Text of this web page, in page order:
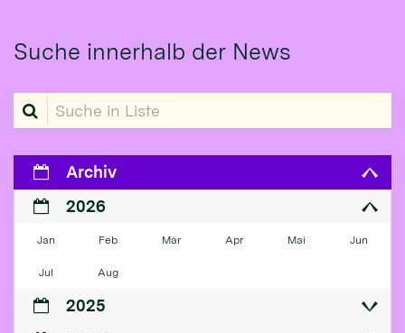
Suche innerhalb der News
Suche in Liste
Archiv
2026
Jan Feb Mär Apr Mai Jun
Jul Aug
2025